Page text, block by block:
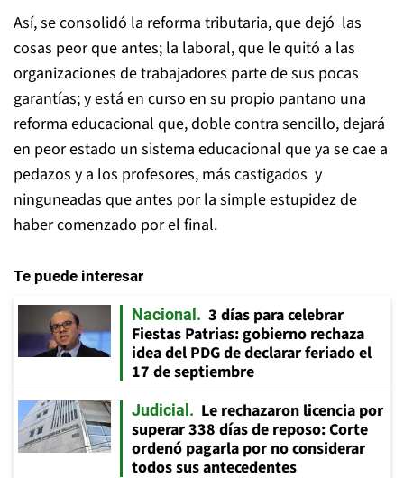
Así, se consolidó la reforma tributaria, que dejó las
cosas peor que antes; la laboral, que le quitó a las
organizaciones de trabajadores parte de sus pocas
garantías; y está en curso en su propio pantano una
reforma educacional que, doble contra sencillo, dejará
en peor estado un sistema educacional que ya se cae a
pedazos y a los profesores, más castigados y
ninguneadas que antes por la simple estupidez de
haber comenzado por el final.
Te puede interesar
Nacional
3 días para celebrar
Fiestas Patrias: gobierno rechaza
idea del PDG de declarar feriado el
17 de septiembre
Judicial
Le rechazaron licencia por
superar 338 días de reposo: Corte
ordenó pagarla por no considerar
todos sus antecedentes